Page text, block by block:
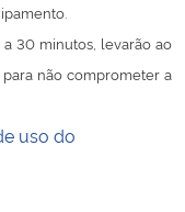
a 30 minutos, levarão ao
não comprometer a
uso do